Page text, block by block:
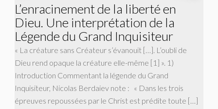
L’enracinement de la liberté en
Dieu. Une interprétation de la
Légende du Grand Inquisiteur
« La créature sans Créateur s’évanouit […]. L’oubli de
Dieu rend opaque la créature elle-même [1] ». 1)
Introduction Commentant la légende du Grand
Inquisiteur, Nicolas Berdaiev note : « Dans les trois
épreuves repoussées par le Christ est prédite toute […]